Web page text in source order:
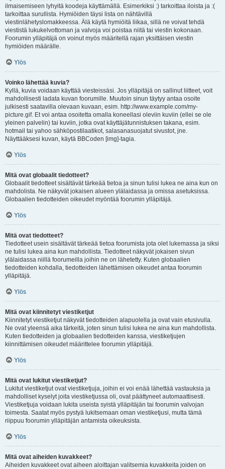
ilmaisemiseen lyhyitä koodeja käyttämällä. Esimerkiksi :) tarkoittaa iloista ja :(
tarkoittaa surullista. Hymiöiden täysi lista on nähtävillä
viestinlähetyslomakkeessa. Älä käytä hymiöitä liikaa, sillä ne voivat tehdä
viestistä lukukelvottoman ja valvoja voi poistaa niitä tai viestin kokonaan.
Foorumin ylläpitäjä on voinut myös määritellä rajan yksittäisen viestin
hymiöiden määrälle.
Ylös
Voinko lähettää kuvia?
Kyllä, kuvia voidaan käyttää viesteissäsi. Jos ylläpitäjä on sallinut liitteet, voit
mahdollisesti ladata kuvan foorumille. Muutoin sinun täytyy antaa osoite
julkisesti saatavilla olevaan kuvaan, esim. http://www.example.com/my-
picture.gif. Et voi antaa osoitetta omalla koneellasi oleviin kuviin (ellei se ole
yleinen palvelin) tai kuviin, jotka ovat käyttäjätunnistuksen takana, esim.
hotmail tai yahoo sähköpostilaatikot, salasanasuojatut sivustot, jne.
Näyttääksesi kuvan, käytä BBCoden [img]-tagia.
Ylös
Mitä ovat globaalit tiedotteet?
Globaalit tiedotteet sisältävät tärkeää tietoa ja sinun tulisi lukea ne aina kun on
mahdolista. Ne näkyvät jokaisen alueen ylälaidassa ja omissa asetuksissa.
Globaalien tiedotteiden oikeudet myöntää foorumin ylläpitäjä.
Ylös
Mitä ovat tiedotteet?
Tiedotteet usein sisältävät tärkeää tietoa foorumista jota olet lukemassa ja siksi
ne tulisi lukea aina kun mahdollista. Tiedotteet näkyvät jokaisen sivun
ylälaidassa niillä foorumeilla joihin ne on lähetetty. Kuten globaalien
tiedotteiden kohdalla, tiedotteiden lähettämisen oikeudet antaa foorumin
ylläpitäjä.
Ylös
Mitä ovat kiinnitetyt viestiketjut
Kiinnitetyt viestiketjut näkyvät tiedotteiden alapuolella ja ovat vain etusivulla.
Ne ovat yleensä aika tärkeitä, joten sinun tulisi lukea ne aina kun mahdollista.
Kuten tiedotteiden ja globaalien tiedotteiden kanssa, viestiketjujen
kiinnittämisen oikeudet määrittelee foorumin ylläpitäjä.
Ylös
Mitä ovat lukitut viestiketjut?
Lukitut viestiketjut ovat viestiketjuja, joihin ei voi enää lähettää vastauksia ja
mahdolliset kyselyt joita viestiketjussa oli, ovat päättyneet automaattisesti.
Viestiketjuja voidaan lukita useista syistä ylläpitäjän tai foorumin valvojan
toimesta. Saatat myös pystyä lukitsemaan oman viestiketjusi, mutta tämä
riippuu foorumin ylläpitäjän antamista oikeuksista.
Ylös
Mitä ovat aiheiden kuvakkeet?
Aiheiden kuvakkeet ovat aiheen aloittajan valitsemia kuvakkeita joiden on